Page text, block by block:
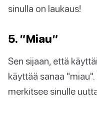
sinulla on laukaus!
5. ”Miau”
Sen sijaan, että
käyttää sanaa
merkitsee sinulle